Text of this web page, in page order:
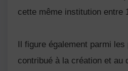
cette même institution entre
Il figure également parmi
contribué à la création et au